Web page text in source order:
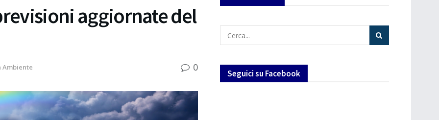
aggiornate del
Ambiente 0
Seguici su Facebook